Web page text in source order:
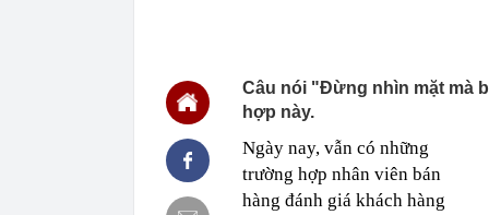
Giá vàng
08:04
Không chỉ
dáng chuẩn
08:00
Công bố 10
nhất: 19.000
Câu nói "Đừng nhìn mặt mà
hợp này.
Ngày nay, vẫn có những
trường hợp nhân viên bán
hàng đánh giá khách hàng